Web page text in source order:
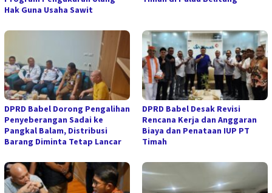
Hak Guna Usaha Sawit
DPRD Babel Dorong Pengalihan
Penyeberangan Sadai ke
Pangkal Balam, Distribusi
Barang Diminta Tetap Lancar
DPRD Babel Desak Revisi
Rencana Kerja dan Anggaran
Biaya dan Penataan IUP PT
Timah